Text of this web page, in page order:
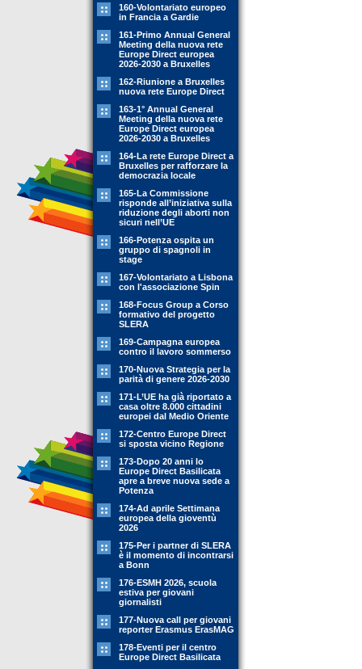
160-Volontariato europeo
in Francia a Gardie
161-Primo Annual General
Meeting della nuova rete
Europe Direct europea
2026-2030 a Bruxelles
162-Riunione a Bruxelles
nuova rete Europe Direct
163-1° Annual General
Meeting della nuova rete
Europe Direct europea
2026-2030 a Bruxelles
164-La rete Europe Direct a
Bruxelles per rafforzare la
democrazia locale
165-La Commissione
risponde all’iniziativa sulla
riduzione degli aborti non
sicuri nell’UE
166-Potenza ospita un
gruppo di spagnoli in
stage
167-Volontariato a Lisbona
con l'associazione Spin
168-Focus Group a Corso
formativo del progetto
SLERA
169-Campagna europea
contro il lavoro sommerso
170-Nuova Strategia per la
parità di genere 2026-2030
171-L’UE ha già riportato a
casa oltre 8.000 cittadini
europei dal Medio Oriente
172-Centro Europe Direct
si sposta vicino Regione
173-Dopo 20 anni lo
Europe Direct Basilicata
apre a breve nuova sede a
Potenza
174-Ad aprile Settimana
europea della gioventù
2026
175-Per i partner di SLERA
è il momento di incontrarsi
a Bonn
176-ESMH 2026, scuola
estiva per giovani
giornalisti
177-Nuova call per giovani
reporter Erasmus ErasMAG
178-Eventi per il centro
Europe Direct Basilicata